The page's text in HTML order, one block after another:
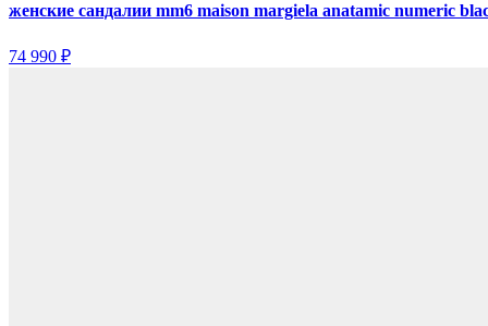
женские сандалии mm6 maison margiela anatamic numeric
74 990 ₽